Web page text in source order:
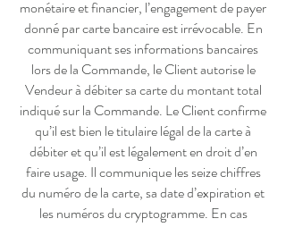
monétaire et financier, l’engagement de payer
donné par carte bancaire est irrévocable. En
communiquant ses informations bancaires
lors de la Commande, le Client autorise le
Vendeur à débiter sa carte du montant total
indiqué sur la Commande. Le Client confirme
qu’il est bien le titulaire légal de la carte à
débiter et qu’il est légalement en droit d’en
faire usage. Il communique les seize chiffres
du numéro de la carte, sa date d’expiration et
les numéros du cryptogramme. En cas